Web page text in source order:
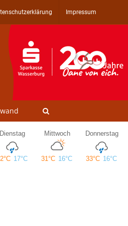
Impressum